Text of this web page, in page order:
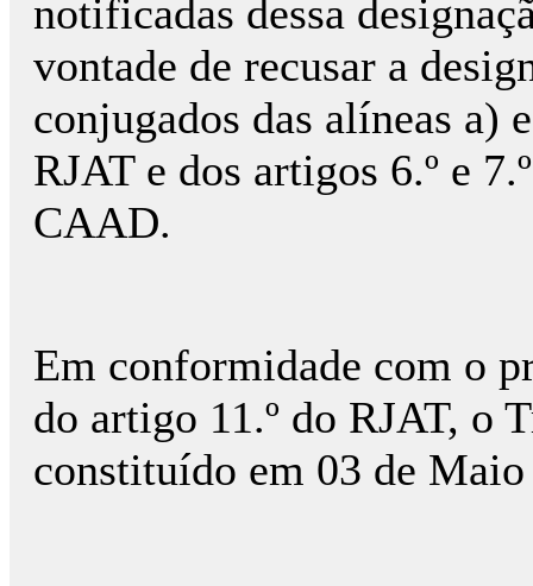
notificadas dessa
vontade de recusar a
conjugados das alíneas a)
RJAT e dos artigos 6.º e
CAAD.
Em conformidade com o
do artigo 11.º do RJAT,
constituído em 03 de